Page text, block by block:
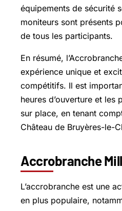
équipements de sécurité
moniteurs sont présents
de tous les participants.
En résumé,
expérience unique et
compétitifs. Il est
heures d’ouverture et les
sur place, en tenant
Château de Bruyères-le-
Accrobranche
L’accrobranche est une
en plus populaire,